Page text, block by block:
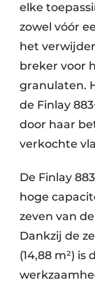
Shredders
Zeven &
Bedrijfsafval
Bouw &
Elektronisch
Glasrecyclage
elke
zowel vóór
het
breker voor
granulaten.
de Finlay
door haar
verkochte
De Finlay
hoge
zeven van
Dankzij de
(14,88 m²)